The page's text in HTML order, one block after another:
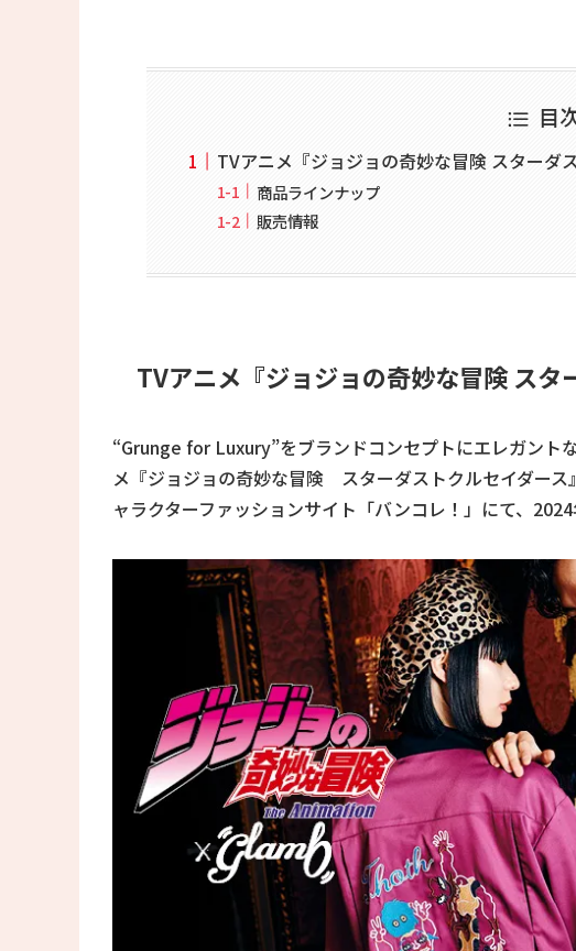
目
TVアニメ『ジョジョの奇妙な冒険 スター
商品ラインナップ
販売情報
TVアニメ『ジョジョの奇妙な冒険 ス
“Grunge for Luxury”をブランドコンセプトにエレガント
メ『ジョジョの奇妙な冒険 スターダストクルセイダー
ャラクターファッションサイト「バンコレ！」にて、